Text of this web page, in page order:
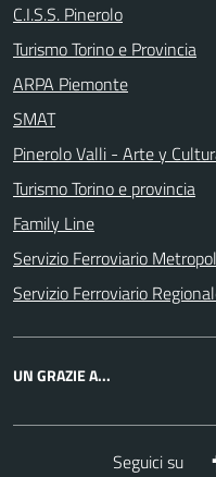
C.I.S.S. Pinerolo
Turismo Torino e Provincia
ARPA Piemonte
SMAT
Pinerolo Valli - Arte y
Turismo Torino e provincia
Family Line
Servizio Ferroviario
Servizio Ferroviario
UN GRAZIE A...
Seguici su